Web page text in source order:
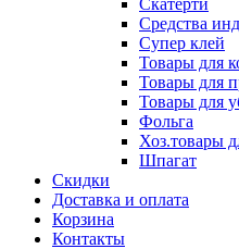
Средства
Супер клей
Товары для
Товары для
Товары для
Фольга
Хоз.товары
Шпагат
Скидки
Доставка и оплата
Корзина
Контакты